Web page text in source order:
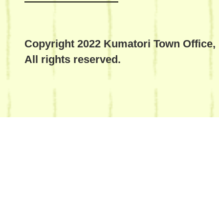
Copyright 2022 Kumatori Town Office,
All rights reserved.